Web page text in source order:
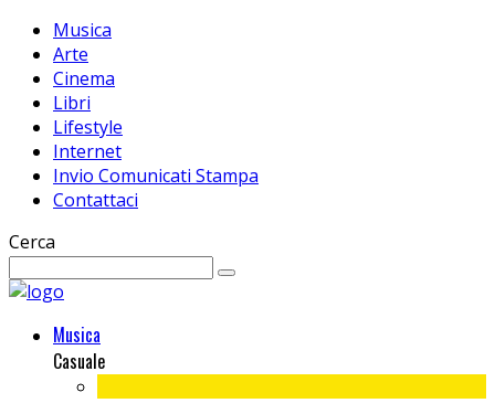
Musica
Arte
Cinema
Libri
Lifestyle
Internet
Invio Comunicati Stampa
Contattaci
Cerca
Musica
Casuale